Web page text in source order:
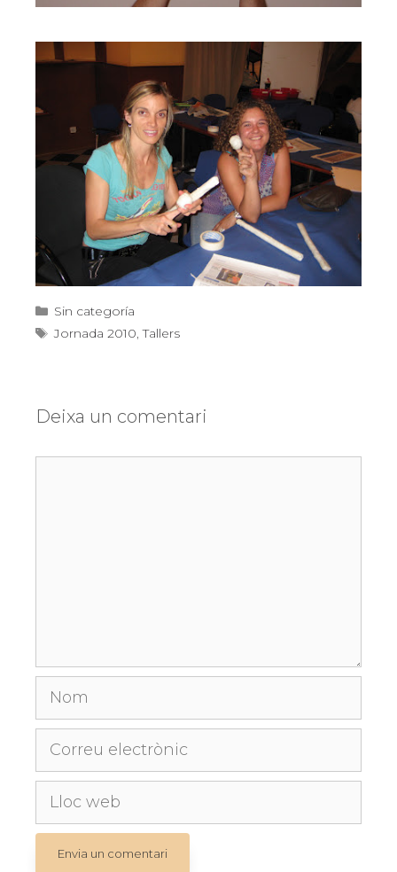
Categories
Sin categoría
Etiquetes
Jornada 2010,Tallers
Deixa un comentari
Nom
Correu
electrònic
Lloc
web